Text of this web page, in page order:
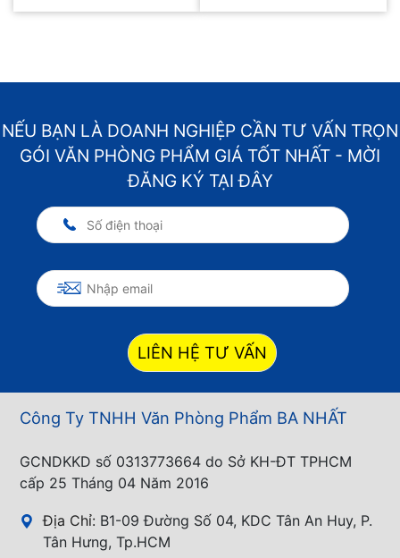
NẾU BẠN LÀ DOANH NGHIỆP CẦN TƯ VẤN TRỌN
GÓI VĂN PHÒNG PHẨM GIÁ TỐT NHẤT - MỜI
ĐĂNG KÝ TẠI ĐÂY
LIÊN HỆ TƯ VẤN
Công Ty TNHH Văn Phòng Phẩm BA NHẤT
GCNDKKD số 0313773664 do Sở KH-ĐT TPHCM
cấp 25 Tháng 04 Năm 2016
Địa Chỉ: B1-09 Đường Số 04, KDC Tân An Huy, P.
Tân Hưng, Tp.HCM